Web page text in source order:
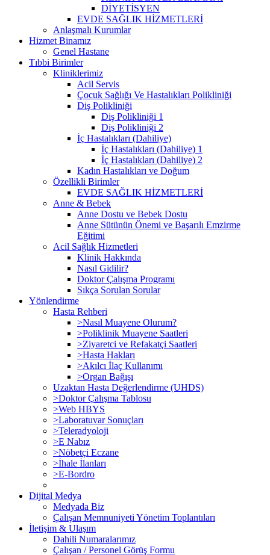
DİYETİSYEN
EVDE SAĞLIK HİZMETLERİ
Anlaşmalı Kurumlar
Hizmet Binamız
Genel Hastane
Tıbbi Birimler
Kliniklerimiz
Acil Servis
Çocuk Sağlığı Ve Hastalıkları Polikliniği
Diş Polikliniği
Diş Polikliniği 1
Diş Polikliniği 2
İç Hastalıkları (Dahiliye)
İç Hastalıkları (Dahiliye) 1
İç Hastalıkları (Dahiliye) 2
Kadın Hastalıkları ve Doğum
Özellikli Birimler
EVDE SAĞLIK HİZMETLERİ
Anne & Bebek
Anne Dostu ve Bebek Dostu
Anne Sütünün Önemi ve Başarılı Emzirme
Eğitimi
Acil Sağlık Hizmetleri
Klinik Hakkında
Nasıl Gidilir?
Doktor Çalışma Programı
Sıkça Sorulan Sorular
Yönlendirme
Hasta Rehberi
>Nasıl Muayene Olurum?
>Poliklinik Muayene Saatleri
>Ziyaretci ve Refakatçi Saatleri
>Hasta Hakları
>Akılcı İlaç Kullanımı
>Organ Bağışı
Uzaktan Hasta Değerlendirme (UHDS)
>Doktor Çalışma Tablosu
>Web HBYS
>Laboratuvar Sonuçları
>Teleradyoloji
>E Nabız
>Nöbetçi Eczane
>İhale İlanları
>E-Bordro
Dijital Medya
Medyada Biz
Çalışan Memnuniyeti Yönetim Toplantıları
İletişim & Ulaşım
Dahili Numaralarımız
Çalışan / Personel Görüş Formu